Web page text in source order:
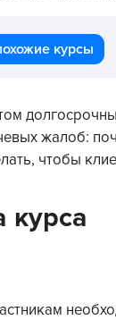
курсы
жалоб:
чтобы
курса